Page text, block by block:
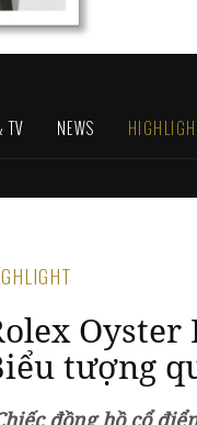
TV NEWS
tượng
đồng hồ cổ